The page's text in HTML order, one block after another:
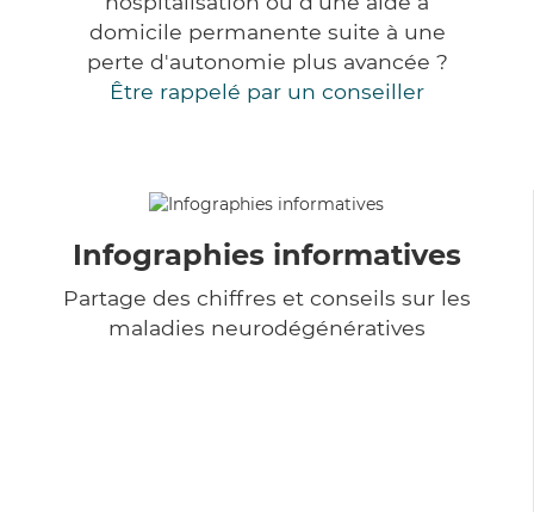
domicile permanente suite à une
perte d'autonomie plus avancée ?
Être rappelé par un conseiller
Infographies informatives
Partage des chiffres et conseils sur les
maladies neurodégénératives